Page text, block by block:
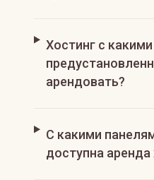
Хостинг с какими
арендовать?
С какими
доступна аренда